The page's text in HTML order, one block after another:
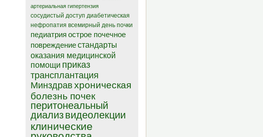
артериальная гипертензия
сосудистый доступ диабетическая
нефропатия всемирный день почки
педиатрия острое почечное
повреждение стандарты
оказания медицинской
помощи приказ
трансплантация
Минздрав хроническая
болезнь почек
перитонеальный
диализ видеолекции
клинические